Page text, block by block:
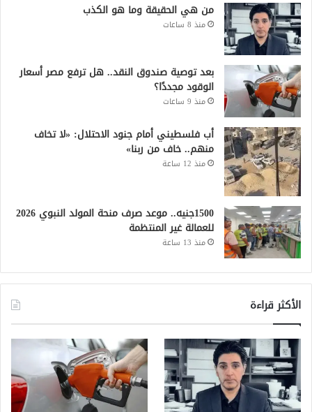
من هي الحقيقة وما هو الكذب
منذ 8 ساعات
بعد توصية صندوق النقد.. هل ترفع مصر أسعار
الوقود مجددًا؟
منذ 9 ساعات
أب فلسطيني أمام جنود الاحتلال: «لا تخاف
منهم.. خاف من ربنا»
منذ 12 ساعة
1500جنيه.. موعد صرف منحة المولد النبوي 2026
للعمالة غير المنتظمة
منذ 13 ساعة
الأكثر قراءة